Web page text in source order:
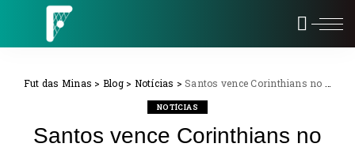
Fut das Minas > Blog> Notícias >Santos vence Corinthians no clássico e Ferroviária x Iranduba ficam no empate
NOTÍCIAS
Santos vence Corinthians no